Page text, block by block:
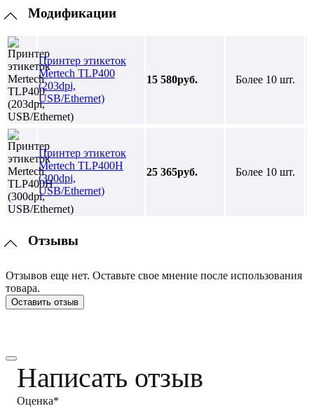
Модификации
Принтер этикеток
Mertech TLP400
(203dpi,
USB/Ethernet)
15 580руб. Более 10 шт.
Принтер этикеток
Mertech TLP400H
(300dpi,
USB/Ethernet)
25 365руб. Более 10 шт.
Отзывы
Отзывов еще нет. Оставьте свое мнение после использования
товара.
Оставить отзыв
Написать отзыв
Оценка*